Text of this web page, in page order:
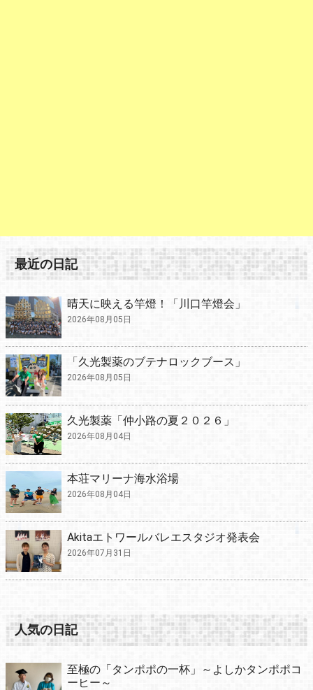
最近の日記
晴天に映える竿燈！「川口竿燈会」
2026年08月05日
「久光製薬のブテナロックブース」
2026年08月05日
久光製薬「仲小路の夏２０２６」
2026年08月04日
本荘マリーナ海水浴場
2026年08月04日
Akitaエトワールバレエスタジオ発表会
2026年07月31日
人気の日記
至極の「タンポポの一杯」～よしかタンポポコ
ーヒー～